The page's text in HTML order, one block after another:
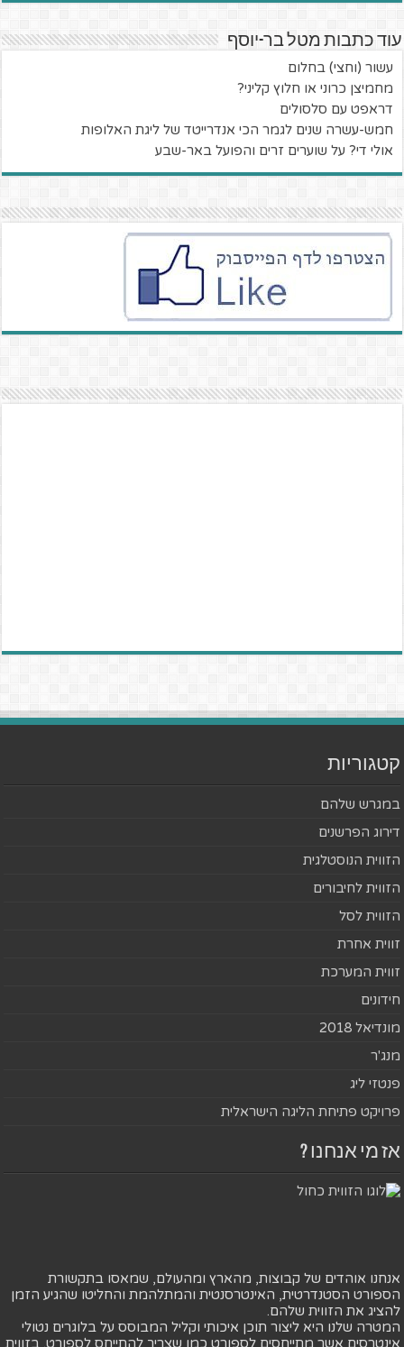
עוד כתבות מטל בר-יוסף
עשור (וחצי) בחלום
מחמיצן כרוני או חלוץ קליני?
דראפט עם סלסולים
חמש-עשרה שנים לגמר הכי אנדרייטד של ליגת האלופות
אולי די? על שוערים זרים והפועל באר-שבע
קטגוריות
במגרש שלהם
דירוג הפרשנים
הזווית הנוסטלגית
הזווית לחיבורים
הזווית לסל
זווית אחרת
זווית המערכת
חידונים
מונדיאל 2018
מנג'ר
פנטזי ליג
פרויקט פתיחת הליגה הישראלית
אז מי אנחנו ?
אנחנו אוהדים של קבוצות, מהארץ ומהעולם, שמאסו בתקשורת
הספורט הסטנדרטית, האינטרסנטית והמתלהמת והחליטו שהגיע הזמן
להציג את הזווית שלהם.
המטרה שלנו היא ליצור תוכן איכותי וקליל המבוסס על בלוגרים נטולי
אינטרסים אשר מתייחסים לספורט כמו שצריך להתייחס לספורט. בזווית